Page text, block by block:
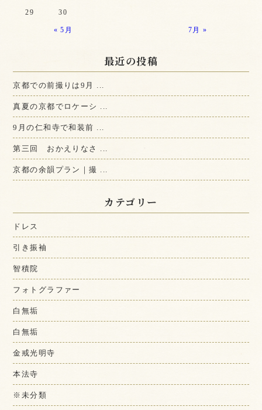
« 5月 7月 »
29 30
最近の投稿
京都での前撮りは9月 ...
真夏の京都でロケーシ ...
9月の仁和寺で和装前 ...
第三回 おかえりなさ ...
京都の余韻プラン｜撮 ...
カテゴリー
ドレス
引き振袖
智積院
フォトグラファー
白無垢
白無垢
金戒光明寺
本法寺
※未分類